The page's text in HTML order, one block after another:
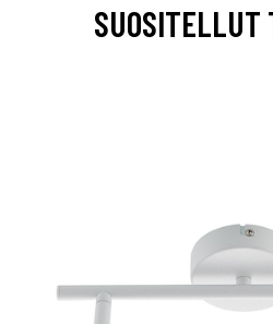
SUOSITELLUT